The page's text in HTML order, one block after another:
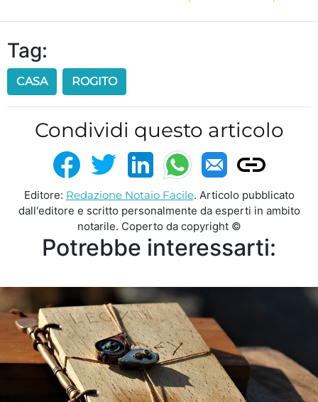
Tag:
CASA ROGITO
Condividi questo articolo
Editore: Redazione Notaio Facile. Articolo pubblicato
dall'editore e scritto personalmente da esperti in ambito
notarile. Coperto da copyright ©
Potrebbe interessarti: